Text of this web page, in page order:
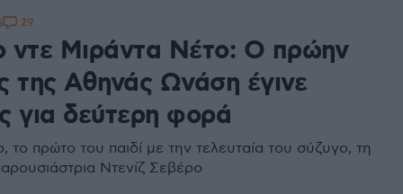
ντε Μιράντα Νέτο: Ο πρώην
της Αθηνάς Ωνάση έγινε
για δεύτερη φορά
το πρώτο του παιδί με την τελευταία του σύζυγο, τη
Ντενίζ Σεβέρο
29